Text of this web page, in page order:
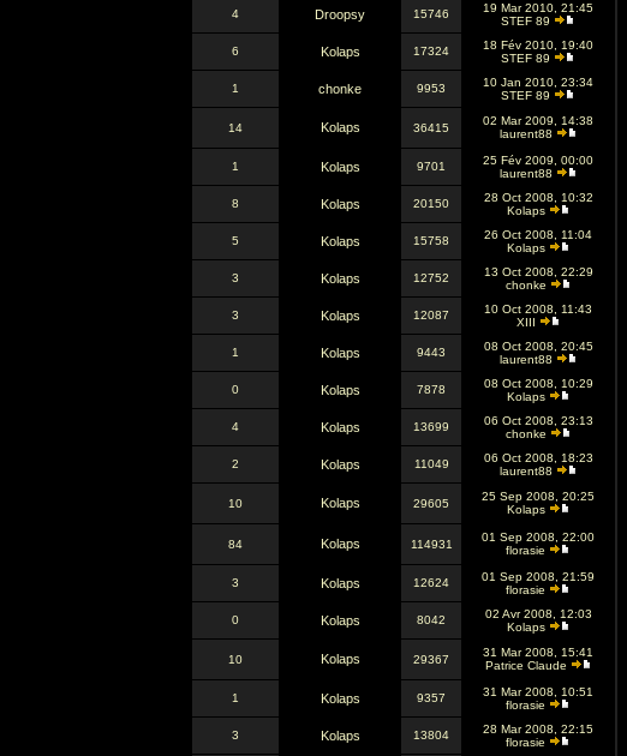
4 Droopsy 15746
19 Mar 2010, 21:45
STEF 89
6 Kolaps 17324
18 Fév 2010, 19:40
STEF 89
1 chonke 9953
10 Jan 2010, 23:34
STEF 89
14 Kolaps 36415
02 Mar 2009, 14:38
laurent88
1 Kolaps 9701
25 Fév 2009, 00:00
laurent88
8 Kolaps 20150
28 Oct 2008, 10:32
Kolaps
5 Kolaps 15758
26 Oct 2008, 11:04
Kolaps
3 Kolaps 12752
13 Oct 2008, 22:29
chonke
3 Kolaps 12087
10 Oct 2008, 11:43
XIII
1 Kolaps 9443
08 Oct 2008, 20:45
laurent88
0 Kolaps 7878
08 Oct 2008, 10:29
Kolaps
4 Kolaps 13699
06 Oct 2008, 23:13
chonke
2 Kolaps 11049
06 Oct 2008, 18:23
laurent88
10 Kolaps 29605
25 Sep 2008, 20:25
Kolaps
84 Kolaps 114931
01 Sep 2008, 22:00
florasie
3 Kolaps 12624
01 Sep 2008, 21:59
florasie
0 Kolaps 8042
02 Avr 2008, 12:03
Kolaps
10 Kolaps 29367
31 Mar 2008, 15:41
Patrice Claude
1 Kolaps 9357
31 Mar 2008, 10:51
florasie
3 Kolaps 13804
28 Mar 2008, 22:15
florasie